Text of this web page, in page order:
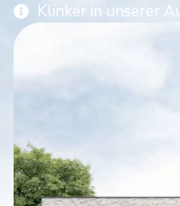
Klinker in unserer